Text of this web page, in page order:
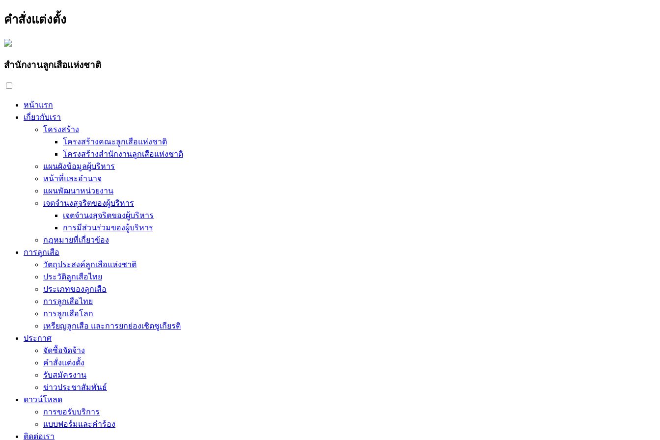
คำสั่งแต่งตั้ง
สำนักงานลูกเสือแห่งชาติ
หน้าแรก
เกี่ยวกับเรา
โครงสร้าง
โครงสร้างคณะลูกเสือแห่งชาติ
โครงสร้างสำนักงานลูกเสือแห่งชาติ
แผนผังข้อมูลผู้บริหาร
หน้าที่และอำนาจ
แผนพัฒนาหน่วยงาน
เจตจำนงสุจริตของผู้บริหาร
เจตจำนงสุจริตของผู้บริหาร
การมีส่วนร่วมของผู้บริหาร
กฎหมายที่เกี่ยวข้อง
การลูกเสือ
วัตถุประสงค์ลูกเสือแห่งชาติ
ประวัติลูกเสือไทย
ประเภทของลูกเสือ
การลูกเสือไทย
การลูกเสือโลก
เหรียญลูกเสือ และการยกย่องเชิดชูเกียรติ
ประกาศ
จัดซื้อจัดจ้าง
คำสั่งแต่งตั้ง
รับสมัครงาน
ข่าวประชาสัมพันธ์
ดาวน์โหลด
การขอรับบริการ
แบบฟอร์มและคำร้อง
ติดต่อเรา